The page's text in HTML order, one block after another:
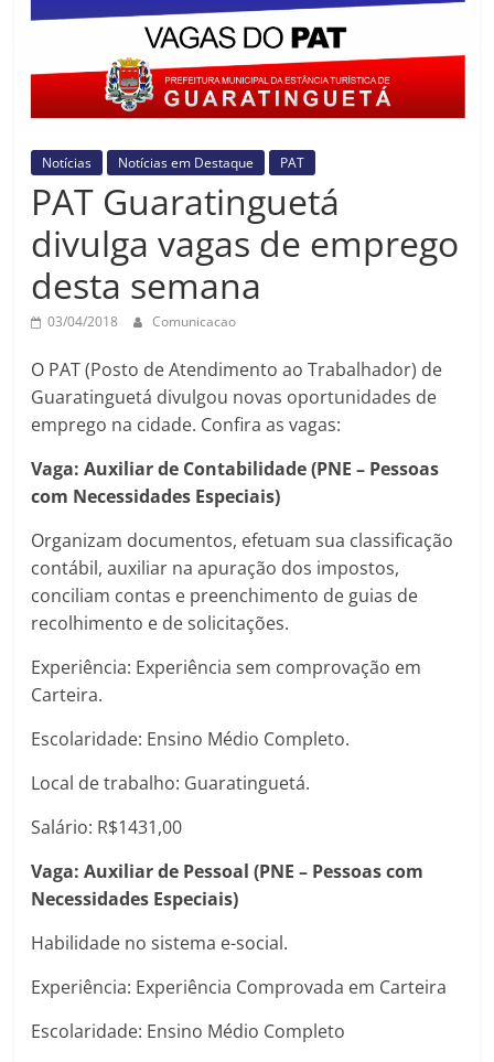
Prefeitura
Guaratinguetá
Notícias Notícias em Destaque PAT
PAT Guaratinguetá
divulga vagas de emprego
desta semana
03/04/2018 Comunicacao
O PAT (Posto de Atendimento ao Trabalhador) de
Guaratinguetá divulgou novas oportunidades de
emprego na cidade. Confira as vagas:
Vaga: Auxiliar de Contabilidade (PNE – Pessoas
com Necessidades Especiais)
Organizam documentos, efetuam sua classificação
contábil, auxiliar na apuração dos impostos,
conciliam contas e preenchimento de guias de
recolhimento e de solicitações.
Experiência: Experiência sem comprovação em
Carteira.
Escolaridade: Ensino Médio Completo.
Local de trabalho: Guaratinguetá.
Salário: R$1431,00
Vaga: Auxiliar de Pessoal (PNE – Pessoas com
Necessidades Especiais)
Habilidade no sistema e-social.
Experiência: Experiência Comprovada em Carteira
Escolaridade: Ensino Médio Completo